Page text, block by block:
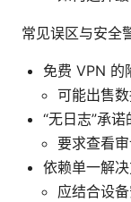
常见误区与安全
免费 VPN 的
可能出售
“无日志”承
要求查看
依赖单一解
应结合设